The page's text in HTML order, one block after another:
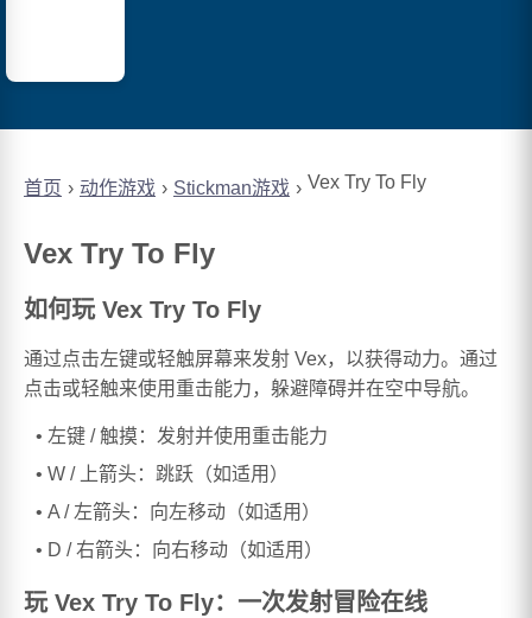
首页 动作游戏 Stickman游戏 Vex Try To Fly
Vex Try To Fly
如何玩 Vex Try To Fly
通过点击左键或轻触屏幕来发射 Vex，以获得动力。通过
点击或轻触来使用重击能力，躲避障碍并在空中导航。
左键 / 触摸：发射并使用重击能力
W / 上箭头：跳跃（如适用）
A / 左箭头：向左移动（如适用）
D / 右箭头：向右移动（如适用）
玩 Vex Try To Fly：一次发射冒险在线